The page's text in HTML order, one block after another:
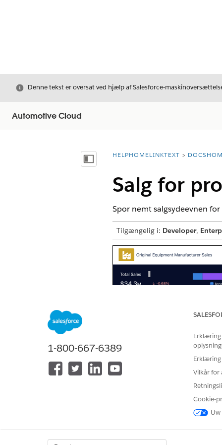
LukDenne tekst er oversat ved hjælp af Salesforce-
Automotive Cloud
Vis indholdsfortegnelse
breadcrumbDescription
HELPHOMELINKTEXT
Salg for
Spor nemt salgsydeevnen
Tilgængelig i: Developer,
1-800-667-6389
Erklæring
Vilkår for
Cookie-
Uw